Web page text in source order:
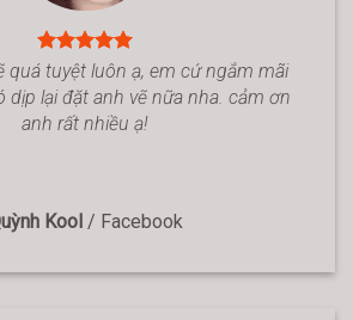
quá tuyệt luôn ạ, em cứ ngắm mãi
dịp lại đặt anh vẽ nữa nha. cảm ơn
anh rất nhiều ạ!
Kool / Facebook